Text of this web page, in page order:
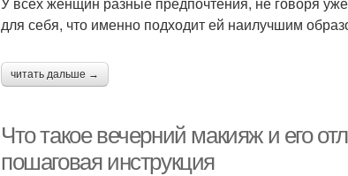
для себя, что именно подходит ей наилучшим
читать дальше →
Что такое вечерний макияж и его
пошаговая инструкция